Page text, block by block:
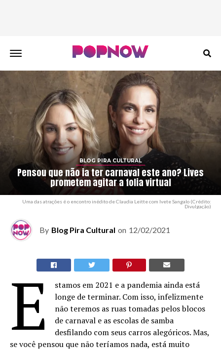
BLOG PIRA CULTURAL
Pensou que não ia ter carnaval este ano? Lives
prometem agitar a folia virtual
Uma das atrações é o encontro inédito de Claudia Leitte com Ivete Sangalo (Crédito:
Divulgação)
By Blog Pira Cultural on 12/02/2021
E
stamos em 2021 e a pandemia ainda está
longe de terminar. Com isso, infelizmente
não teremos as ruas tomadas pelos blocos
de carnaval e as escolas de samba
desfilando com seus carros alegóricos. Mas,
se você pensou que não teríamos nada, está muito